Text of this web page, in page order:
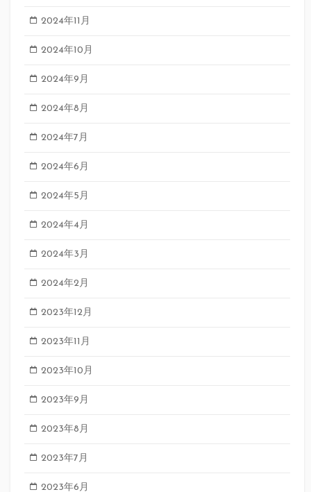
2024年11月
2024年10月
2024年9月
2024年8月
2024年7月
2024年6月
2024年5月
2024年4月
2024年3月
2024年2月
2023年12月
2023年11月
2023年10月
2023年9月
2023年8月
2023年7月
2023年6月